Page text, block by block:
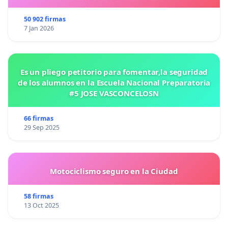
50 902 firmas
7 Jan 2026
Es un pliego petitorio para fomentar,la seguridad
de los alumnos en la Escuela Nacional Preparatoria
#5 JOSE VASCONCELOSN
66 firmas
29 Sep 2025
Motociclismo seguro en la Ciudad
58 firmas
13 Oct 2025